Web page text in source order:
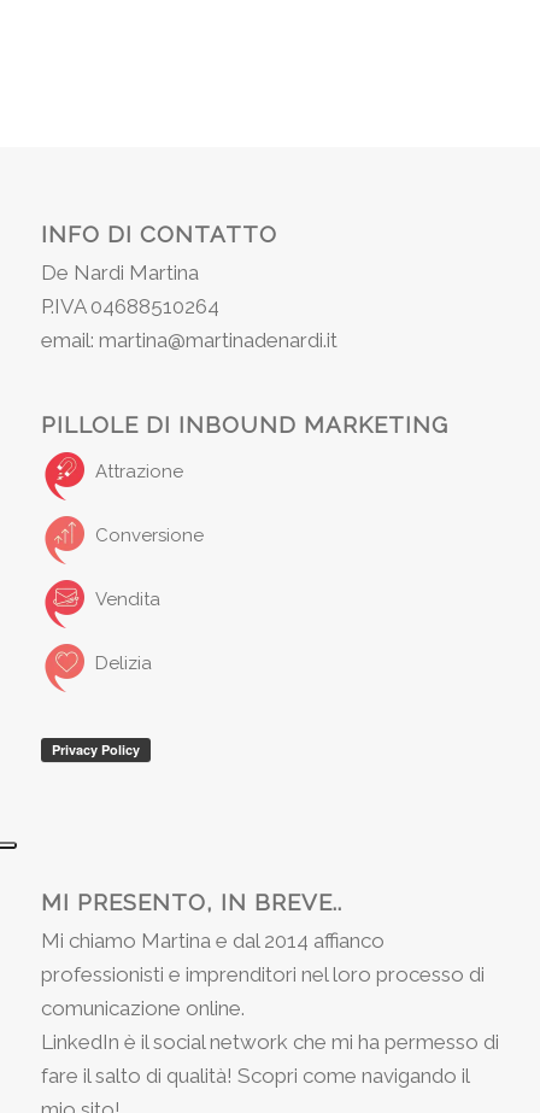
INFO DI CONTATTO
De Nardi Martina
P.IVA 04688510264
email: martina@martinadenardi.it
PILLOLE DI INBOUND MARKETING
Attrazione
Conversione
Vendita
Delizia
MI PRESENTO, IN BREVE..
Mi chiamo Martina e dal 2014 affianco
professionisti e imprenditori nel loro processo di
comunicazione online.
LinkedIn è il social network che mi ha permesso di
fare il salto di qualità! Scopri come navigando il